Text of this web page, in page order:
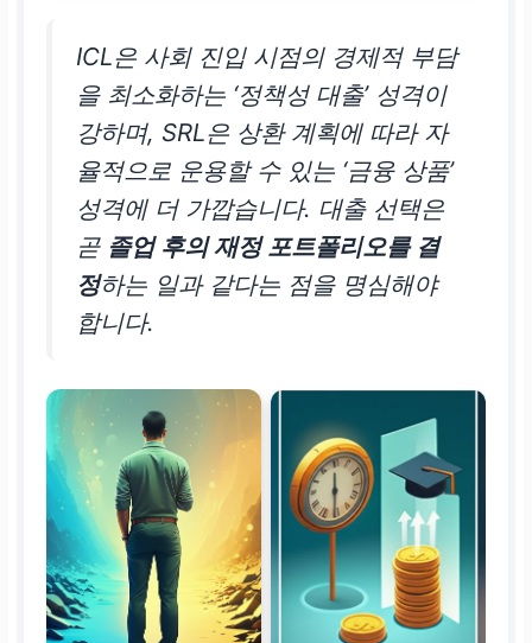
이자 발생
재학 중 발생한 이자 전
액 면제.상환 의무 발생
시점부터 이자 부과.
대출 실행 일자부터재
학 여부와 관계없이 이
핵심 조건
소득 분위(8구간 이하),
연령 제한 없음.
소득 분위 제한은 없으
나,
직전 학기 성적(C학
점) 및 연령 제한(만 55
세)
이 적용됨.
ICL은 사회 진입 시점의 경제적 부담
을 최소화하는 ‘정책성 대출’ 성격이
강하며, SRL은 상환 계획에 따라 자
율적으로 운용할 수 있는 ‘금융 상품’
성격에 더 가깝습니다. 대출 선택은
곧 졸업 후의 재정 포트폴리오를 결
정하는 일과 같다는 점을 명심해야
합니다.